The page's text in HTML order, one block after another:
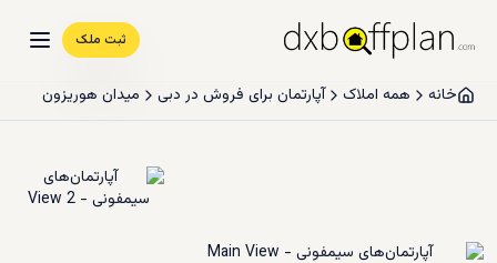
ثبت ملک
خانه همه املاک آپارتمان برای فروش در دبی میدان هوریزون